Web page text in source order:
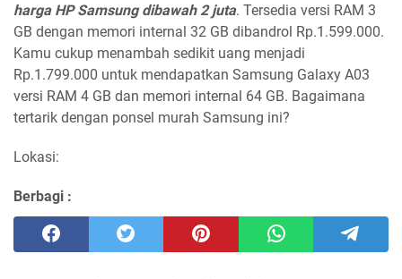
harga HP Samsung dibawah 2 juta. Tersedia versi RAM 3
GB dengan memori internal 32 GB dibandrol Rp.1.599.000.
Kamu cukup menambah sedikit uang menjadi
Rp.1.799.000 untuk mendapatkan Samsung Galaxy A03
versi RAM 4 GB dan memori internal 64 GB. Bagaimana
tertarik dengan ponsel murah Samsung ini?
Lokasi:
Berbagi :